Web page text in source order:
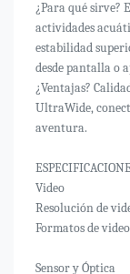
¿Para qué sirve?
actividades
estabilidad
desde pantalla o
¿Ventajas?
UltraWide,
aventura.
Video
Resolución de
Formatos de
Sensor y Óptica